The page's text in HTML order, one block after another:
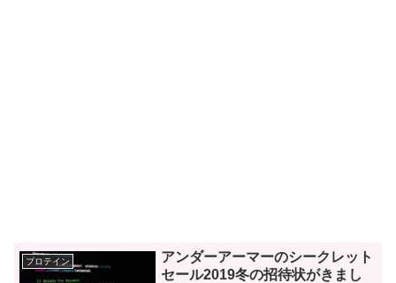
プロテイン
アンダーアーマーのシークレット
セール2019冬の招待状がきまし